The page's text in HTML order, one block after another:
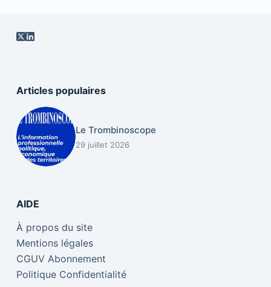
Articles populaires
Le Trombinoscope
29 juillet 2026
AIDE
À propos du site
Mentions légales
CGUV Abonnement
Politique Confidentialité